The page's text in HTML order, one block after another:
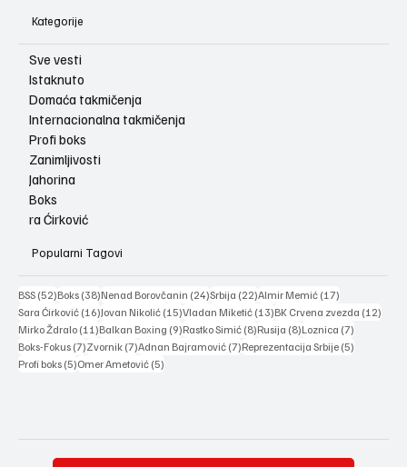
Kategorije
Sve vesti
Istaknuto
Domaća takmičenja
Internacionalna takmičenja
Profi boks
Zanimljivosti
Jahorina
Boks
ra Ćirković
Popularni Tagovi
BSS (52)52 posts
Boks (38)38 posts
Nenad Borovčanin (24)24 posts
Srbija (22)22 posts
Almir Memić (17)
Sara Ćirković (16)16 posts
Jovan Nikolić (15)15 posts
Vladan Miketić (13)13 posts
BK Crvena zvezda (12)
Mirko Ždralo (11)11 posts
Balkan Boxing (9)9 posts
Rastko Simić (8)8 posts
Rusija (8)8 posts
Loznica (7)
Boks-Fokus (7)7 posts
Zvornik (7)7 posts
Adnan Bajramović (7)7 posts
Reprezentacija Srbije (5)
Profi boks (5)5 posts
Omer Ametović (5)